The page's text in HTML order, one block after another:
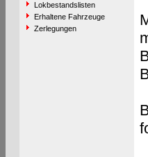
Lokbestandslisten
Erhaltene Fahrzeuge
Zerlegungen